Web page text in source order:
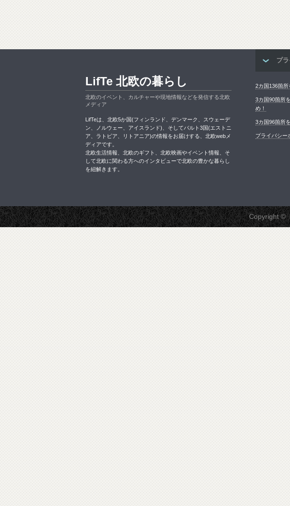
プ
2カ国136箇所
3カ国90箇所
め！
3カ国96箇所
プライバシー
LifTe 北欧の暮らし
北欧のイベント、カルチャーや現地情報などを発信する北欧
メディア
LifTeは、北欧5か国(フィンランド、デンマーク、スウェーデ
ン、ノルウェー、アイスランド)、そしてバルト3国(エストニ
ア、ラトビア、リトアニア)の情報をお届けする、北欧webメ
ディアです。
北欧生活情報、北欧のギフト、北欧映画やイベント情報、そ
して北欧に関わる方へのインタビューで北欧の豊かな暮らし
を紐解きます。
Copyright ©